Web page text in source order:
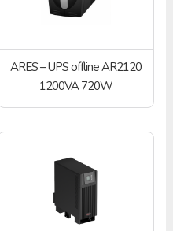
ARES – UPS offline AR2120
1200VA 720W